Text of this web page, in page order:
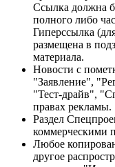
Ссылка должна
полного либо
Гиперссылка
размещена в
материала.
Новости с
"Заявление",
"Тест-драйв",
правах рекламы.
Раздел
коммерческими
Любое
другое